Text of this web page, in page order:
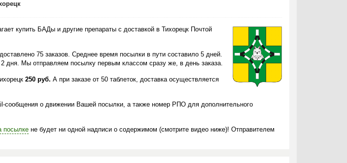
купить БАДы и другие препараты с доставкой в Тихорецк Почтой
75 заказов. Среднее время посылки в пути составило 5 дней.
дня. Мы отправляем посылку первым классом сразу же, в день заказа.
250 руб. А при заказе от 50 таблеток, доставка осуществляется
о движении Вашей посылки, а также номер РПО для дополнительного
посылке не будет ни одной надписи о содержимом (смотрите видео ниже)! Отправителем